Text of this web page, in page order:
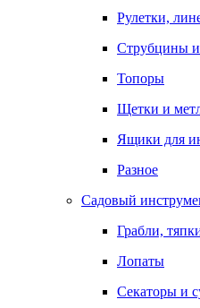
Рулетки,
Струбцины
Топоры
Щетки и
Ящики для
Разное
Садовый
Грабли,
Лопаты
Секаторы и